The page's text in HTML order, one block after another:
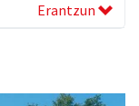
Erantzun